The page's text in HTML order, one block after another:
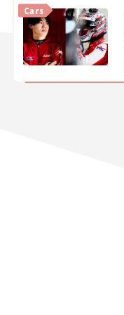
Cars